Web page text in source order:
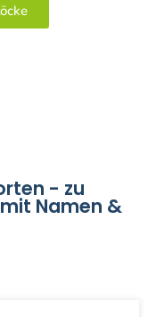
- zu
Namen &